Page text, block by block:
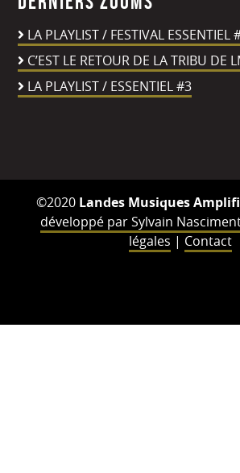
LA PLAYLIST / FESTIVAL ESSENTIEL
C’EST LE RETOUR DE LA TRIBU DE
LA PLAYLIST / ESSENTIEL #3
©2020 Landes Musiques
développé par Sylvain
légales | Contact